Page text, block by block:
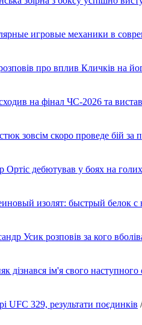
игровые механики в
про вплив Кличків на
на фінал ЧС-2026 та
зовсім скоро проведе бій за
Ортіс дебютував у боях на
изолят: быстрый белок с
Усик розповів за кого
дізнався ім'я свого наступного
UFC 329, результати поєдинків